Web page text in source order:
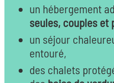
un hébergement
seules, couples et
un séjour
entouré,
des chalets